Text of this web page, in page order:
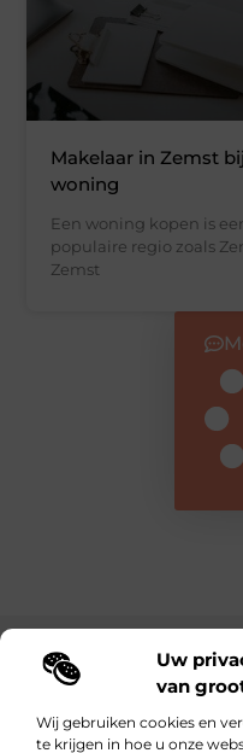
Uw
van
Wij gebruiken cookies en
te krijgen in hoe u onze
Makelaar in Zemst
woning
Een woning kopen is
populaire regio zoals
Zemst
Main Links